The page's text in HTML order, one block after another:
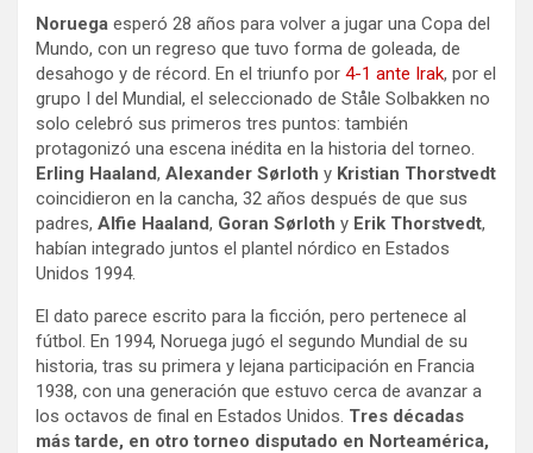
Noruega esperó 28 años para volver a jugar una Copa del
Mundo, con un regreso que tuvo forma de goleada, de
desahogo y de récord. En el triunfo por 4-1 ante Irak, por el
grupo I del Mundial, el seleccionado de Ståle Solbakken no
solo celebró sus primeros tres puntos: también
protagonizó una escena inédita en la historia del torneo.
Erling Haaland, Alexander Sørloth y Kristian Thorstvedt
coincidieron en la cancha, 32 años después de que sus
padres, Alfie Haaland, Goran Sørloth y Erik Thorstvedt,
habían integrado juntos el plantel nórdico en Estados
Unidos 1994.
El dato parece escrito para la ficción, pero pertenece al
fútbol. En 1994, Noruega jugó el segundo Mundial de su
historia, tras su primera y lejana participación en Francia
1938, con una generación que estuvo cerca de avanzar a
los octavos de final en Estados Unidos. Tres décadas
más tarde, en otro torneo disputado en Norteamérica,